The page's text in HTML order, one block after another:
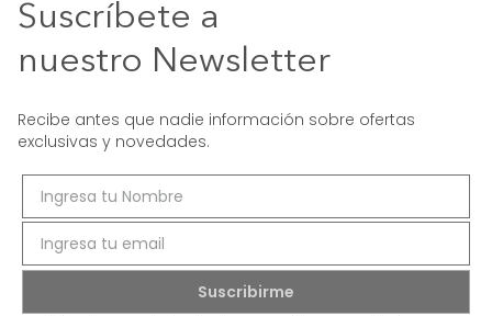
Suscríbete a
nuestro Newsletter
Recibe antes que nadie información sobre ofertas
exclusivas y novedades.